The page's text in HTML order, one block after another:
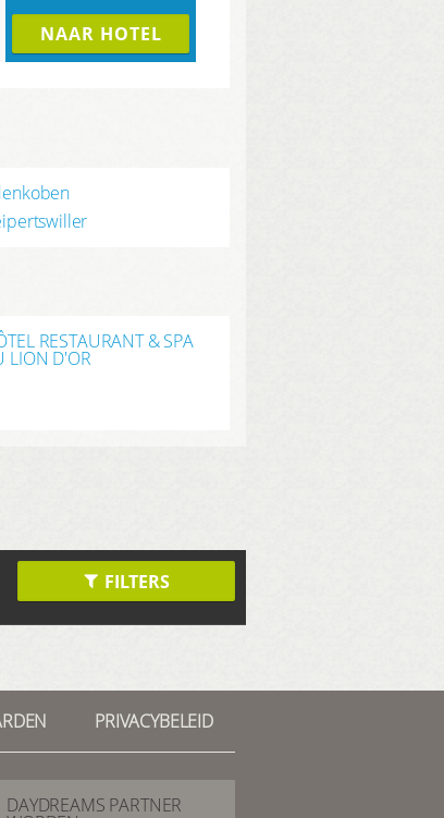
NAAR HOTEL
RESTAURANT & SPA
LION D'OR
FILTERS
PRIVACYBELEID
DAYDREAMS PARTNER